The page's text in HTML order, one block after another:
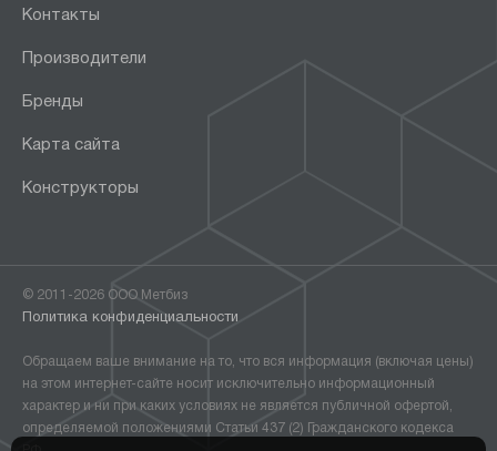
Контакты
Производители
Бренды
Карта сайта
Конструкторы
© 2011-2026 ООО Метбиз
Политика конфиденциальности
Обращаем ваше внимание на то, что вся информация (включая цены)
на этом интернет-сайте носит исключительно информационный
характер и ни при каких условиях не является публичной офертой,
определяемой положениями Статьи 437 (2) Гражданского кодекса